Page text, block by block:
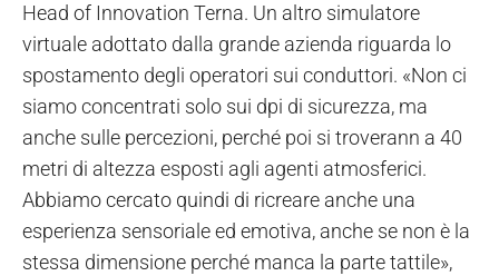
Head of Innovation Terna. Un altro simulatore
virtuale adottato dalla grande azienda riguarda lo
spostamento degli operatori sui conduttori. «Non ci
siamo concentrati solo sui dpi di sicurezza, ma
anche sulle percezioni, perché poi si troverann a 40
metri di altezza esposti agli agenti atmosferici.
Abbiamo cercato quindi di ricreare anche una
esperienza sensoriale ed emotiva, anche se non è la
stessa dimensione perché manca la parte tattile»,